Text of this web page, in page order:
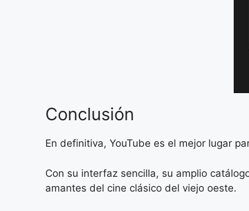
Conclusión
En definitiva, YouTube es el mejor lugar
Con su interfaz sencilla, su amplio
amantes del cine clásico del viejo oeste.